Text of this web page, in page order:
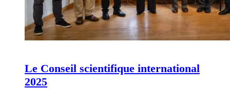
Le Conseil scientifique international
2025